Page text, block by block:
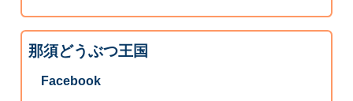
那須どうぶつ王国
Facebook